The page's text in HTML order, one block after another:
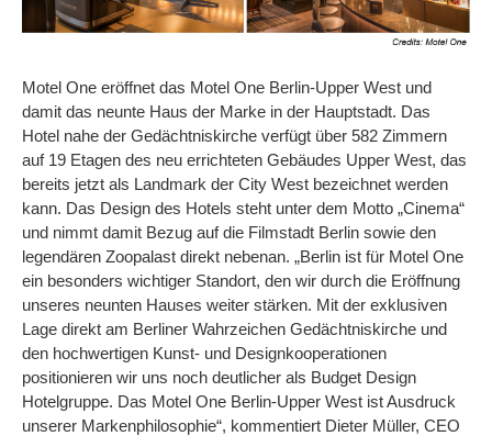
Motel One eröffnet das Motel One Berlin-Upper West und
damit das neunte Haus der Marke in der Hauptstadt. Das
Hotel nahe der Gedächtniskirche verfügt über 582 Zimmern
auf 19 Etagen des neu errichteten Gebäudes Upper West, das
bereits jetzt als Landmark der City West bezeichnet werden
kann. Das Design des Hotels steht unter dem Motto „Cinema“
und nimmt damit Bezug auf die Filmstadt Berlin sowie den
legendären Zoopalast direkt nebenan. „Berlin ist für Motel One
ein besonders wichtiger Standort, den wir durch die Eröffnung
unseres neunten Hauses weiter stärken. Mit der exklusiven
Lage direkt am Berliner Wahrzeichen Gedächtniskirche und
den hochwertigen Kunst- und Designkooperationen
positionieren wir uns noch deutlicher als Budget Design
Hotelgruppe. Das Motel One Berlin-Upper West ist Ausdruck
unserer Markenphilosophie“, kommentiert Dieter Müller, CEO